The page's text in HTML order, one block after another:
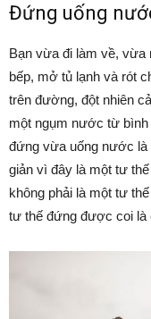
Đứng uống
Bạn vừa đi làm về, vừa
bếp, mở tủ lạnh và rót
trên đường, đột nhiên
một ngụm nước từ
đứng vừa uống nước
giản vì đây là một tư
không phải là một tư
tư thế đứng được coi là